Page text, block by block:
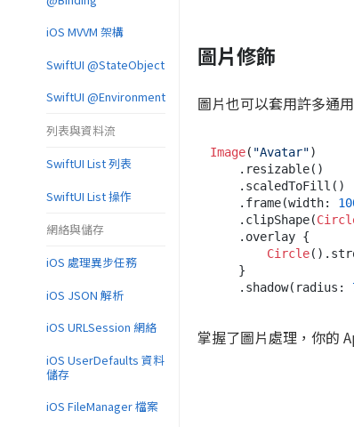
圖片修飾
圖片也可以套用許多通
Image( "Avatar")
    .frame(width:
    .clipShape(
Circle
    .shadow(radius:
掌握了圖片處理，你的
iOS MVVM 架構
SwiftUI @StateObject
SwiftUI @Environment
列表與資料流
SwiftUI List 列表
SwiftUI List 操作
網絡與儲存
iOS 處理異步任務
iOS JSON 解析
iOS URLSession 網絡
iOS UserDefaults 資料
儲存
iOS FileManager 檔案